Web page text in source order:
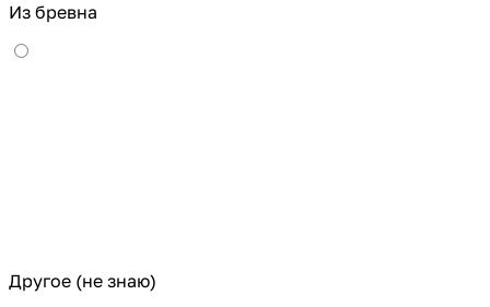
Из бревна
Другое (не знаю)